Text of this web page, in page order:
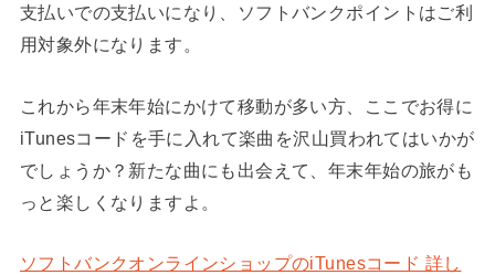
支払いでの支払いになり、ソフトバンクポイントはご利
用対象外になります。
これから年末年始にかけて移動が多い方、ここでお得に
iTunesコードを手に入れて楽曲を沢山買われてはいかが
でしょうか？新たな曲にも出会えて、年末年始の旅がも
っと楽しくなりますよ。
ソフトバンクオンラインショップのiTunesコード 詳し